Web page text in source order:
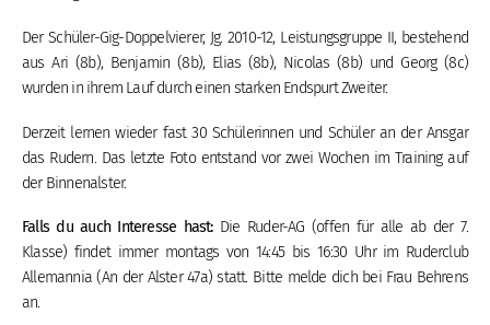
Der Schüler-Gig-Doppelvierer, Jg. 2010-12, Leistungsgruppe II, bestehend
aus Ari (8b), Benjamin (8b), Elias (8b), Nicolas (8b) und Georg (8c)
wurden in ihrem Lauf durch einen starken Endspurt Zweiter.
Derzeit lernen wieder fast 30 Schülerinnen und Schüler an der Ansgar
das Rudern. Das letzte Foto entstand vor zwei Wochen im Training auf
der Binnenalster.
Falls du auch Interesse hast:Die Ruder-AG (offen für alle ab der 7.
Klasse) findet immer montags von 14:45 bis 16:30 Uhr im Ruderclub
Allemannia (An der Alster 47a) statt. Bitte melde dich bei Frau Behrens
an.